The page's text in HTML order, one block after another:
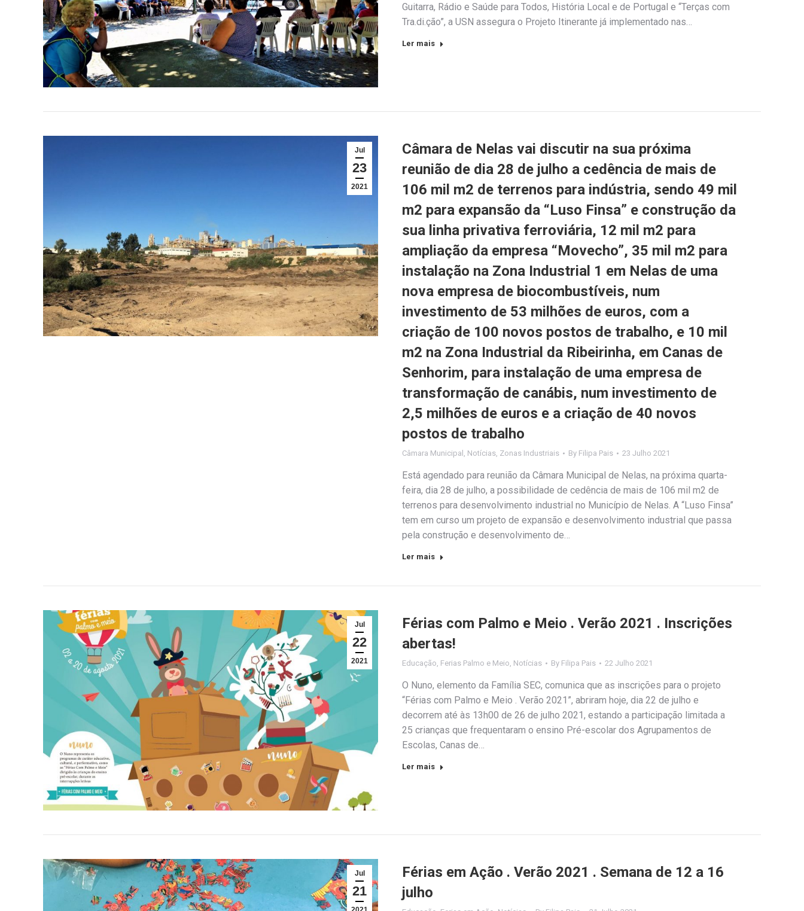
Guitarra, Rádio e Saúde para Todos, História Local e de Portugal e “Terças com
Tra.di.ção”, a USN assegura o Projeto Itinerante já implementado nas…
Ler mais
Jul
23
2021
Câmara de Nelas vai discutir na sua próxima
reunião de dia 28 de julho a cedência de mais de
106 mil m2 de terrenos para indústria, sendo 49 mil
m2 para expansão da “Luso Finsa” e construção da
sua linha privativa ferroviária, 12 mil m2 para
ampliação da empresa “Movecho”, 35 mil m2 para
instalação na Zona Industrial 1 em Nelas de uma
nova empresa de biocombustíveis, num
investimento de 53 milhões de euros, com a
criação de 100 novos postos de trabalho, e 10 mil
m2 na Zona Industrial da Ribeirinha, em Canas de
Senhorim, para instalação de uma empresa de
transformação de canábis, num investimento de
2,5 milhões de euros e a criação de 40 novos
postos de trabalho
Câmara Municipal , Notícias, Zonas Industriais By Filipa Pais 23 Julho 2021
Está agendado para reunião da Câmara Municipal de Nelas, na próxima quarta-
feira, dia 28 de julho, a possibilidade de cedência de mais de 106 mil m2 de
terrenos para desenvolvimento industrial no Município de Nelas. A “Luso Finsa”
tem em curso um projeto de expansão e desenvolvimento industrial que passa
pela construção e desenvolvimento de…
Ler mais
Jul
22
2021
Férias com Palmo e Meio . Verão 2021 . Inscrições
abertas!
Educação, Ferias Palmo e Meio, Notícias By Filipa Pais 22 Julho 2021
O Nuno, elemento da Família SEC, comunica que as inscrições para o projeto
“Férias com Palmo e Meio . Verão 2021”, abriram hoje, dia 22 de julho e
decorrem até às 13h00 de 26 de julho 2021, estando a participação limitada a
25 crianças que frequentaram o ensino Pré-escolar dos Agrupamentos de
Escolas, Canas de…
Ler mais
Jul
21
Férias em Ação . Verão 2021 . Semana de 12 a 16
julho